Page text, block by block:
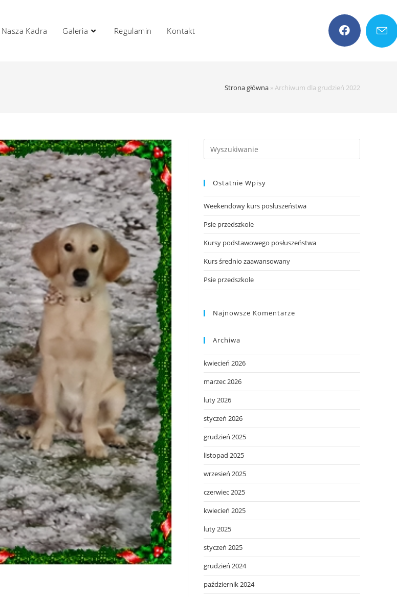
Nasza Kadra Galeria Regulamin Kontakt
Strona główna » Archiwum dla grudzień 2022
Search
this
Ostatnie Wpisy
Weekendowy kurs posłuszeństwa
Psie przedszkole
Kursy podstawowego posłuszeństwa
Kurs średnio zaawansowany
Psie przedszkole
Najnowsze Komentarze
Archiwa
kwiecień 2026
marzec 2026
luty 2026
styczeń 2026
grudzień 2025
listopad 2025
wrzesień 2025
czerwiec 2025
kwiecień 2025
luty 2025
styczeń 2025
grudzień 2024
październik 2024